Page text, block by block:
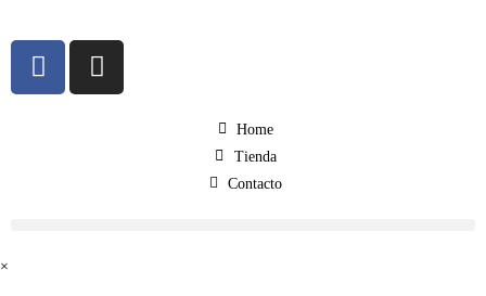
Home
Tienda
Contacto
×